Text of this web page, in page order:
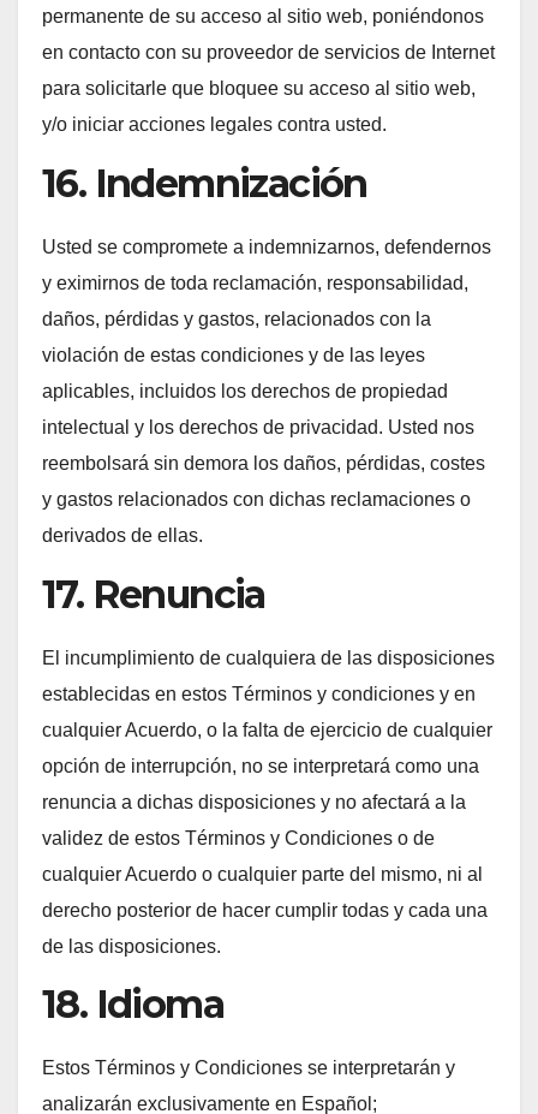
permanente de su acceso al sitio web, poniéndonos
en contacto con su proveedor de servicios de Internet
para solicitarle que bloquee su acceso al sitio web,
y/o iniciar acciones legales contra usted.
16. Indemnización
Usted se compromete a indemnizarnos, defendernos
y eximirnos de toda reclamación, responsabilidad,
daños, pérdidas y gastos, relacionados con la
violación de estas condiciones y de las leyes
aplicables, incluidos los derechos de propiedad
intelectual y los derechos de privacidad. Usted nos
reembolsará sin demora los daños, pérdidas, costes
y gastos relacionados con dichas reclamaciones o
derivados de ellas.
17. Renuncia
El incumplimiento de cualquiera de las disposiciones
establecidas en estos Términos y condiciones y en
cualquier Acuerdo, o la falta de ejercicio de cualquier
opción de interrupción, no se interpretará como una
renuncia a dichas disposiciones y no afectará a la
validez de estos Términos y Condiciones o de
cualquier Acuerdo o cualquier parte del mismo, ni al
derecho posterior de hacer cumplir todas y cada una
de las disposiciones.
18. Idioma
Estos Términos y Condiciones se interpretarán y
analizarán exclusivamente en Español;